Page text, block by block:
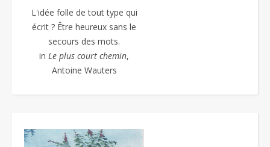
L'idée folle de tout type qui
écrit ? Être heureux sans le
secours des mots.
in Le plus court chemin,
Antoine Wauters